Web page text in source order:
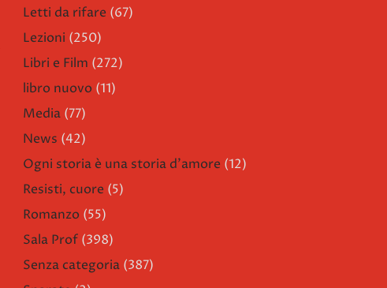
Letti da rifare (67)
Lezioni (250)
Libri e Film (272)
libro nuovo (11)
Media (77)
News (42)
Ogni storia è una storia d'amore (12)
Resisti, cuore (5)
Romanzo (55)
Sala Prof (398)
Senza categoria (387)